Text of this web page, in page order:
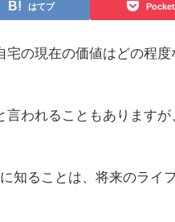
はてブ Pocket
の現在の価値はどの程
言われることもあります
知ることは、将来のライ